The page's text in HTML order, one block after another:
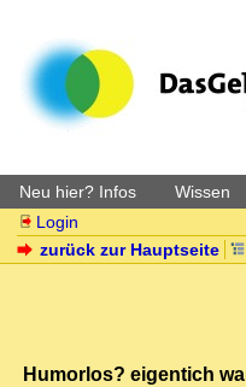
Neu hier? Infos Wissen
Login
zurück zur Hauptseite
Humorlos? eigentich